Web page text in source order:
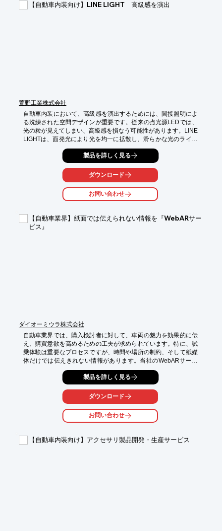
・車内の臭いを根本から分解
【自動車内装向け】LINE LIGHT 高級感を演出
萱野工業株式会社
自動車内装において、高級感を演出するためには、間接照明によ
る洗練された空間デザインが重要です。従来の点光源LEDでは、
光の粒が見えてしまい、高級感を損なう可能性があります。LINE
LIGHTは、面発光により光を均一に拡散し、滑らかな光のライン
を創出することで、車内の高級感を格段に向上させます。
【活用シーン】
・ダッシュボード、ドアトリム、コンソールなどの間接照明
・シート下のフットライト
・車内のアクセント照明
・車内のデザイン性の向上
・顧客満足度の向上
製品を詳しく見る
ダウンロード
お問い合わせ
【自動車業界】紙面では伝えられない情報を『WebARサー
ビス』
ダイオーミウラ株式会社
自動車業界では、購入検討者に対して、車両の魅力を効果的に伝
え、購買意欲を高めるための工夫が求められています。特に、試
乗体験は重要なプロセスですが、時間や場所の制約、そして紙媒
体だけでは伝えきれない情報があります。当社のWebARサービ
スは、アプリのダウンロード不要で、スマートフォンを通じて車
両の3Dモデル表示や、内装・外装の詳細な動画、さらには試乗シ
ミュレーションといったインタラクティブな体験を提供します。
これにより、顧客はいつでもどこでも、より深く車両を理解し、
新たな体験を得ることができます。
【活用シーン】
・展示会やイベントでのデモンストレーション
・Webサイト上での車両紹介
製品を詳しく見る
ダウンロード
お問い合わせ
【自動車内装向け】アクセサリ製品開発・生産サービス